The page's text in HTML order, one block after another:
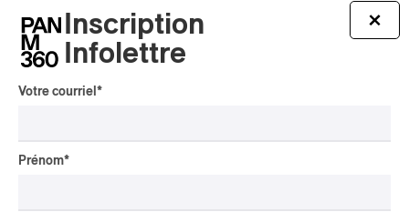
CRITIQUE DE CONCERT
Présence autochtone | Big
Tones et DJ Shub,
Iskandar : porteur de
×
Inscription
Infolettre
Votre courriel *
Prénom*